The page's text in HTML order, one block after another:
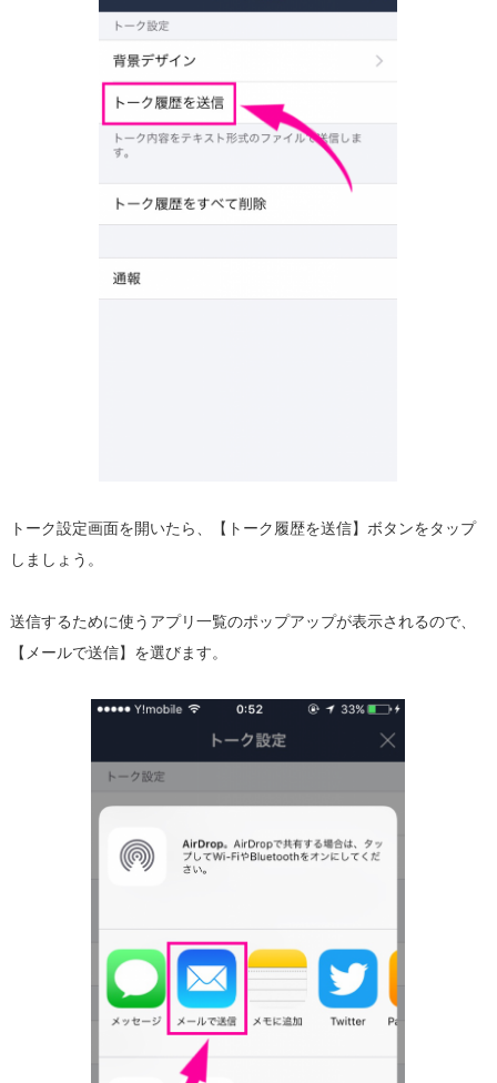
トーク設定画面を開いたら、【トーク履歴を送信】ボタンをタップ
しましょう。
送信するために使うアプリ一覧のポップアップが表示されるので、
【メールで送信】を選びます。